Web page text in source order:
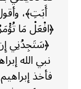
أَبَتِ﴾،
﴿افْعَلْ مَا
﴿سَتَجِدُنِي
نبي الله
فأخذ